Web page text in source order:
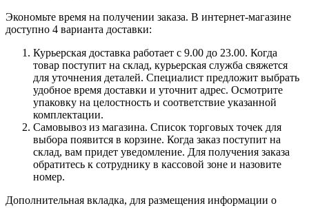
Экономьте время на получении заказа. В интернет-магазине
доступно 4 варианта доставки:
Курьерская доставка работает с 9.00 до 23.00. Когда
товар поступит на склад, курьерская служба свяжется
для уточнения деталей. Специалист предложит выбрать
удобное время доставки и уточнит адрес. Осмотрите
упаковку на целостность и соответствие указанной
комплектации.
Самовывоз из магазина. Список торговых точек для
выбора появится в корзине. Когда заказ поступит на
склад, вам придет уведомление. Для получения заказа
обратитесь к сотруднику в кассовой зоне и назовите
номер.
Дополнительная вкладка, для размещения информации о